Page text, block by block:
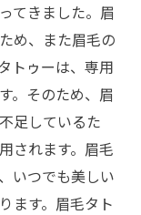
てきました。眉
め、また眉毛の
トゥーは、専用
。そのため、眉
足しているた
されます。眉毛
いつでも美しい
ます。眉毛タト